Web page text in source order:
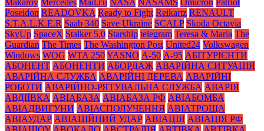
Poseidon READOVKA Ready to Fight Reikartz RENAULT
S.T.A.L.K.E.R Saab 340 Save Ukraine SCALP Skoda Octavia
SkyUp SpaceX Stalker 5.0 Starship telegram Teresa & Maria The
Guardian The Times The Washington Post United24 Volkswagen
Windows WOG WTA 250YASNO А-50 А-95 АБІТУРІЄНТИ
АБОНЕНТ АБОНЕНТИ АБОРДАЖ АВАРІЙНА СИТУАЦІЯ
АВАРІЙНА СЛУЖБА АВАРІЙНІ ДЕРЕВА АВАРІЙНІ
РОБОТИ АВАРІЙНО-РЯТУВАЛЬНА СЛУЖБА АВАРІЯ
АВДІЇВКА АВІАБАЗА АВІАБАЗА РФ АВІАБОМБА
АВІАДВИГУНИ АВІАСПОЛУЧЕННЯ АВІАТРОЩА
АВІАУДАР АВІАЦІЙНИЙ УДАР АВІАЦІЯ АВІАЦІЯ РФ